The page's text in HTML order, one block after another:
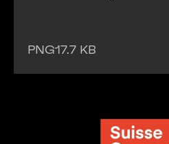
PNG17.7 KB